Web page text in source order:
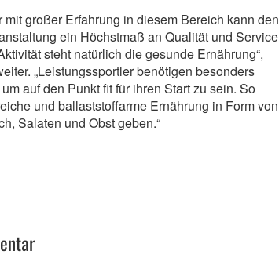
großer Erfahrung in diesem Bereich kann den
ein Höchstmaß an Qualität und Service
steht natürlich die gesunde Ernährung“,
„Leistungssportler benötigen besonders
auf den Punkt fit für ihren Start zu sein. So
und ballaststoffarme Ernährung in Form von
Salaten und Obst geben.“